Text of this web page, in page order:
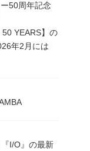
50周年記念
50 YEARS】の
年2月には
I/O』の最新